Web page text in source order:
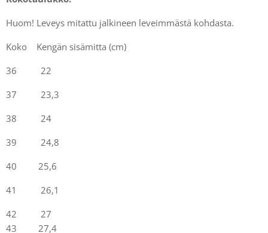
Huom! Leveys mitattu jalkineen leveimmästä kohdasta.
Koko Kengän sisämitta (cm)
36 22
37 23,3
38 24
39 24,8
40 25,6
41 26,1
42 27
43 27,4